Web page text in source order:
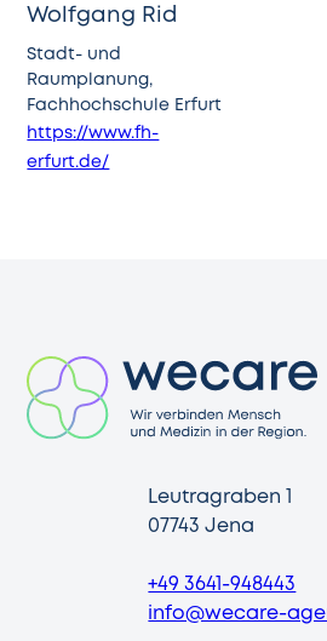
Wolfgang Rid
Stadt- und
Raumplanung,
Fachhochschule Erfurt
https://www.fh-
erfurt.de/
Leutragraben 1
07743 Jena
+49 3641-948443
info@wecare-